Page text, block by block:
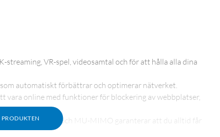
PRODUKTEN
VR-spel, videosamtal och för att hålla alla dina
automatiskt förbättrar och optimerar nätverket.
online med funktioner för blockering av webbplatser,
BSS-färgning och MU-MIMO garanterar att du alltid får